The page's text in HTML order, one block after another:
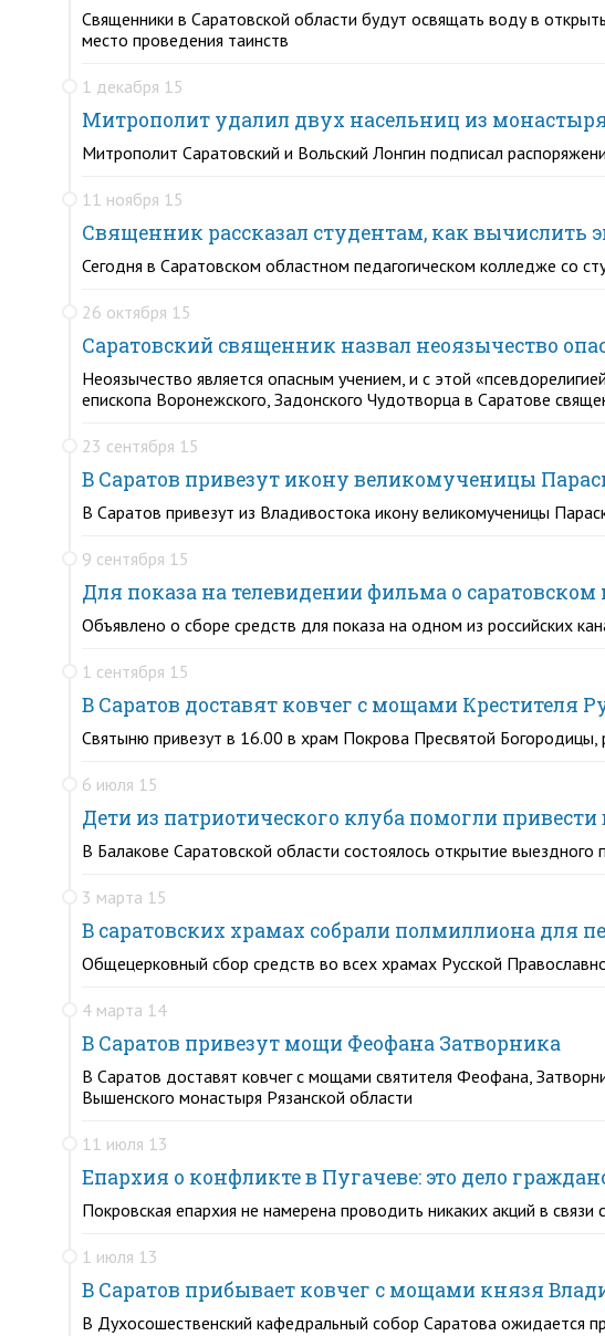
Священники в Саратовской области будут освящать воду в
место проведения таинств
1 декабря 15
Митрополит удалил двух насельниц из
Митрополит Саратовский и Вольский Лонгин подписал
11 ноября 15
Священник рассказал студентам, как вычислить
Сегодня в Саратовском областном педагогическом колледже со
26 октября 15
Саратовский священник назвал неоязычество
Неоязычество является опасным учением, и с этой
епископа Воронежского, Задонского Чудотворца в Саратове
23 сентября 15
В Саратов привезут икону великомученицы
В Саратов привезут из Владивостока икону великомученицы
9 сентября 15
Для показа на телевидении фильма о
Объявлено о сборе средств для показа на одном из российских
1 сентября 15
В Саратов доставят ковчег с мощами Крестителя
Святыню привезут в 16.00 в храм Покрова Пресвятой Богородицы,
6 июля 15
Дети из патриотического клуба помогли
В Балакове Саратовской области состоялось открытие
3 марта 15
В саратовских храмах собрали полмиллиона для
Общецерковный сбор средств во всех храмах Русской
4 марта 14
В Саратов привезут мощи Феофана Затворника
В Саратов доставят ковчег с мощами святителя Феофана,
Вышенского монастыря Рязанской области
11 июля 13
Епархия о конфликте в Пугачеве: это дело
Покровская епархия не намерена проводить никаких акций в
1 июля 13
В Саратов прибывает ковчег с мощами князя
В Духосошественский кафедральный собор Саратова ожидается